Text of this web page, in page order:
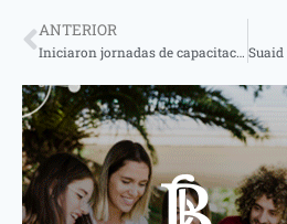
ANTERIOR
Iniciaron jornadas de capacitación en ciberdelitos para agentes de la Policía de Corrientes